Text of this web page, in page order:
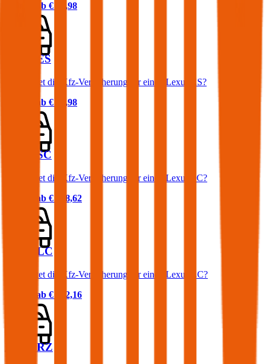
Prämie ab € 88,98
Lexus ES
Was kostet die Kfz-Versicherung für einen Lexus ES?
Prämie ab € 88,98
Lexus SC
Was kostet die Kfz-Versicherung für einen Lexus SC?
Prämie ab € 168,62
Lexus LC
Was kostet die Kfz-Versicherung für einen Lexus LC?
Prämie ab € 202,16
Lexus RZ